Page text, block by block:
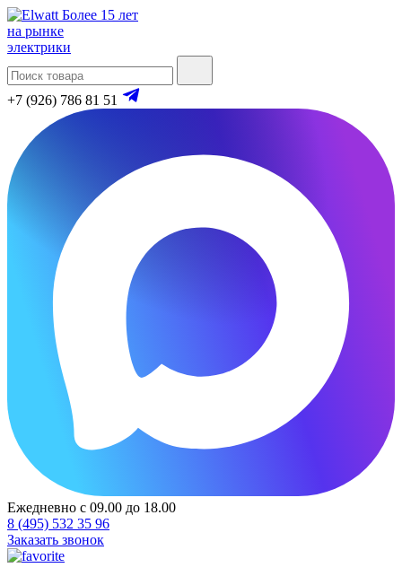
Более 15 лет
на рынке
электрики
+7 (926) 786 81 51
Ежедневно с 09.00 до 18.00
8 (495) 532 35 96
Заказать звонок